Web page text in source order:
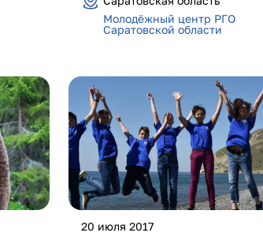
Молодёжный центр РГО
Саратовской области
20 июля 2017